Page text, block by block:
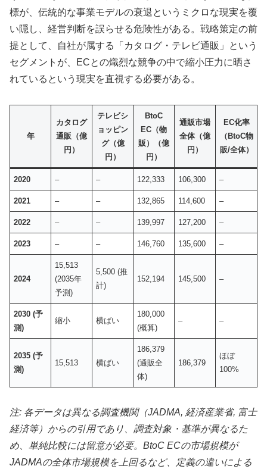
標が、伝統的な事業モデルの衰退というミクロな現実を覆
い隠し、経営判断を誤らせる危険性がある。戦略策定の前
提として、自社が属する「カタログ・テレビ通販」という
セグメントが、ECとの熾烈な競争の中で縮小圧力に晒さ
れているという現実を直視する必要がある。
年
カタログ
通販（億
円）
テレビシ
ョッピン
グ（億
円）
BtoC
EC（物
販）（億
円）
通販市場
全体（億
円）
EC化率
（BtoC物
販/全体）
2020 – – 122,333 106,300 –
2021 – – 132,865 114,600 –
2022 – – 139,997 127,200 –
2023 – – 146,760 135,600 –
2024
15,513
(2035年
予測)
5,500 (推
計)
152,194 145,500 –
2030 (予
測)
縮小 横ばい
180,000
(概算)
– –
2035 (予
測)
15,513 横ばい
186,379
(通販全
体)
186,379
ほぼ
100%
注: 各データは異なる調査機関（JADMA, 経済産業省, 富士
経済等）からの引用であり、調査対象・基準が異なるた
め、単純比較には留意が必要。BtoC ECの市場規模が
JADMAの全体市場規模を上回るなど、定義の違いによる